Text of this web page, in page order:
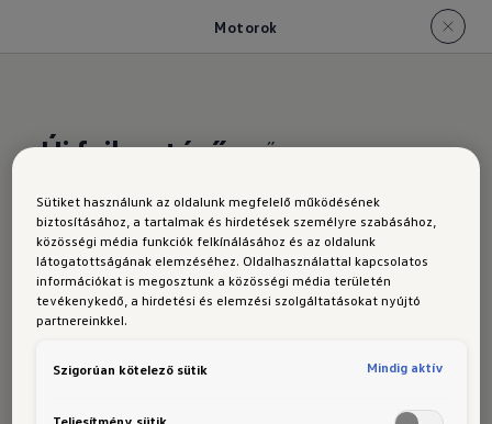
Motorok
Új fejlesztésűerő
Az új
Golf:
Sütiket használunk az oldalunk megfelelő működésének
biztosításához, a tartalmak és hirdetések személyre szabásához,
közösségi média funkciók felkínálásához és az oldalunk
látogatottságának elemzéséhez. Oldalhasználattal kapcsolatos
információkat is megosztunk a közösségi média területén
tevékenykedő, a hirdetési és elemzési szolgáltatásokat nyújtó
partnereinkkel.
Szigorúan kötelező sütik Mindig aktív